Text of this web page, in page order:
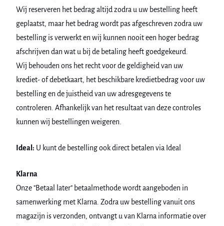
Wij reserveren het bedrag altijd zodra u uw bestelling heeft
geplaatst, maar het bedrag wordt pas afgeschreven zodra uw
bestelling is verwerkt en wij kunnen nooit een hoger bedrag
afschrijven dan wat u bij de betaling heeft goedgekeurd.
Wij behouden ons het recht voor de geldigheid van uw
krediet- of debetkaart, het beschikbare kredietbedrag voor uw
bestelling en de juistheid van uw adresgegevens te
controleren. Afhankelijk van het resultaat van deze controles
kunnen wij bestellingen weigeren.
Ideal: U kunt de bestelling ook direct betalen via Ideal
Klarna
Onze "Betaal later" betaalmethode wordt aangeboden in
samenwerking met Klarna. Zodra uw bestelling vanuit ons
magazijn is verzonden, ontvangt u van Klarna informatie over